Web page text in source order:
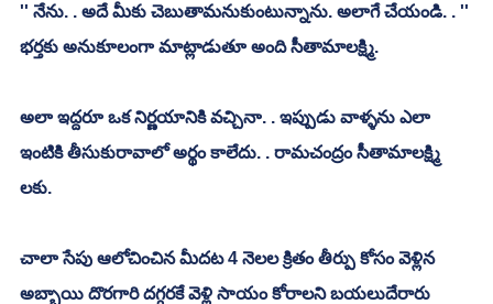
'' నేను. . అదే మీకు చెబుతామనుకుంటున్నాను. అలాగే చేయండి. . ''
భర్తకు అనుకూలంగా మాట్లాడుతూ అంది సీతామాలక్ష్మి.
అలా ఇద్దరూ ఒక నిర్ణయానికి వచ్చినా. . ఇప్పుడు వాళ్ళను ఎలా
ఇంటికి తీసుకురావాలో అర్థం కాలేదు. . రామచంద్రం సీతామాలక్ష్మి
లకు.
చాలా సేపు ఆలోచించిన మీదట 4 నెలల క్రితం తీర్పు కోసం వెళ్లిన
అబ్బాయి దొరగారి దగ్గరకే వెళ్లి సాయం కోరాలని బయలుదేరారు